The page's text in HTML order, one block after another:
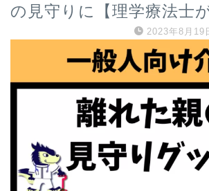
の見守りに【理学療法士が
2023年8月19